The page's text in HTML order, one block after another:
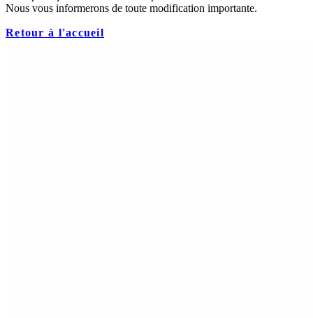
Nous vous informerons de toute modification importante.
Retour à l'accueil